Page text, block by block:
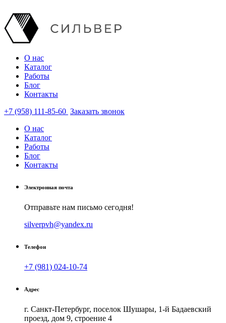
О нас
Каталог
Работы
Блог
Контакты
+7 (958) 111-85-60 Заказать звонок
О нас
Каталог
Работы
Блог
Контакты
Электронная почта
Отправьте нам письмо сегодня!
silverpvh@yandex.ru
Телефон
+7 (981) 024-10-74
Адрес
г. Санкт-Петербург, поселок Шушары, 1-й Бадаевский
проезд, дом 9, строение 4